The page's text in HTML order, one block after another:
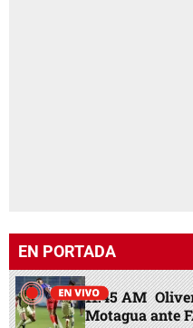
EN PORTADA
11:45 AM
Motagua ante